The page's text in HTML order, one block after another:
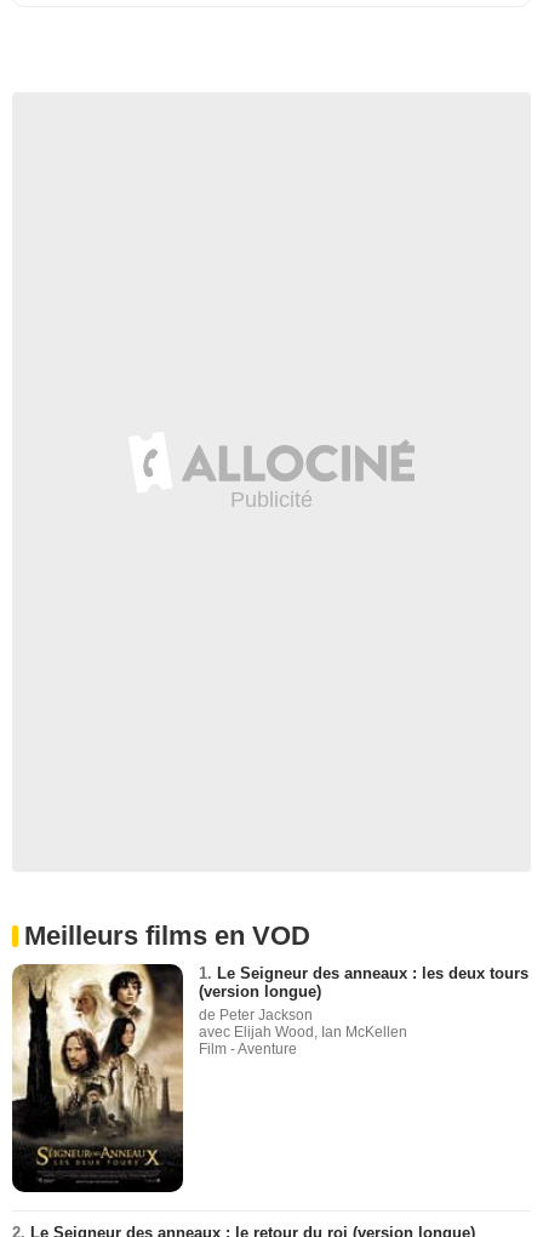
Meilleurs films en VOD
1. Le Seigneur des anneaux : les deux tours
(version longue)
de Peter Jackson
avec Elijah Wood, Ian McKellen
Film - Aventure
2. Le Seigneur des anneaux : le retour du roi (version longue)